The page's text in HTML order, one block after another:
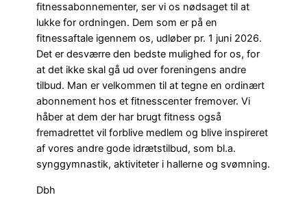
fitnessabonnementer, ser vi os nødsaget til at
lukke for ordningen. Dem som er på en
fitnessaftale igennem os, udløber pr. 1 juni 2026.
Det er desværre den bedste mulighed for os, for
at det ikke skal gå ud over foreningens andre
tilbud. Man er velkommen til at tegne en ordinært
abonnement hos et fitnesscenter fremover. Vi
håber at dem der har brugt fitness også
fremadrettet vil forblive medlem og blive inspireret
af vores andre gode idrætstilbud, som bl.a.
synggymnastik, aktiviteter i hallerne og svømning.
Dbh